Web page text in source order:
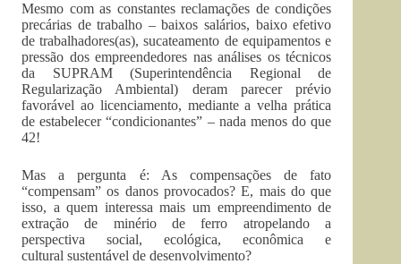
Mesmo com as constantes reclamações de condições
precárias de trabalho – baixos salários, baixo efetivo
de trabalhadores(as), sucateamento de equipamentos e
pressão dos empreendedores nas análises os técnicos
da SUPRAM (Superintendência Regional de
Regularização Ambiental) deram parecer prévio
favorável ao licenciamento, mediante a velha prática
de estabelecer “condicionantes” – nada menos do que
42!
Mas a pergunta é: As compensações de fato
“compensam” os danos provocados? E, mais do que
isso, a quem interessa mais um empreendimento de
extração de minério de ferro atropelando a
perspectiva social, ecológica, econômica e
cultural sustentável de desenvolvimento?